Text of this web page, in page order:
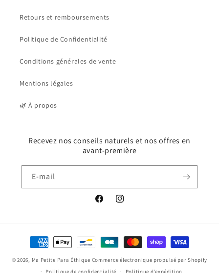
Retours et remboursements
Politique de Confidentialité
Conditions générales de vente
Mentions légales
🌿 À propos
Recevez nos conseils naturels et nos offres en
avant-première
E-mail
FacebookInstagram
Moyens
de
paiement
© 2026, Ma Petite Para Éthique Commerce électronique propulsé par Shopify
Politique de confidentialité
Politique d’expédition